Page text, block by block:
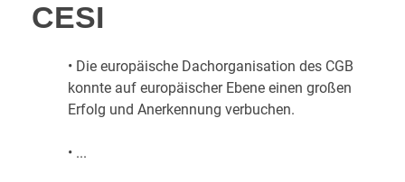
CESI
• Die europäische Dachorganisation des CGB
konnte auf europäischer Ebene einen großen
Erfolg und Anerkennung verbuchen.
• ...